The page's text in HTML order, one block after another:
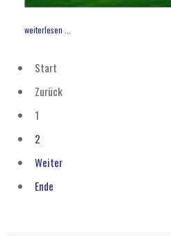
weiterlesen ...
Start
Zurück
1
2
Weiter
Ende